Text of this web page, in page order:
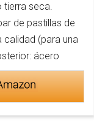
tierra seca.
de pastillas de
(para una
ácero